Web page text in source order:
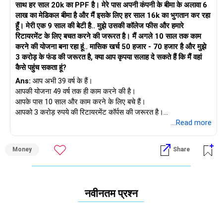
बाजार की स्थितियों के आधार पर अपने आवंटन को समायोजित करें। बढ़ते
बाजार में इक्विटी में निवेश बढ़ाएँ और अस्थिर समय में ऋण में जाएँ।
कॉर्पस वृद्धि की योजना बनाना
लक्षित वृद्धि दर
10-12% वार्षिक औसत रिटर्न वाले संतुलित पोर्टफोलियो का लक्ष्य रखें।
इक्विटी निवेश से वृद्धि को बढ़ावा मिलना चाहिए, जबकि ऋण साधन स्थिरता
प्रदान करते हैं।
रिटर्न का पुनर्निवेश
कॉर्पस को काफी बढ़ाएगी।
अपना लक्ष्य प्राप्त करना
अनुशासित निवेश और रणनीतिक समायोजन के साथ, ₹4-5 करोड़ तक पहुँचना
एक सीएफपी आपकी निवेश रणनीति को अनुकूलित करने में मदद कर सकता
है। वे आपके वित्तीय लक्ष्यों तक पहुँचने के लिए अनुकूलित सलाह दे सकते हैं।
केंद्रित और अनुशासित रहें
लगातार निवेश और अनुशासित बचत महत्वपूर्ण हैं। अपने दीर्घकालिक लक्ष्यों पर
केंद्रित रहें।
सादर,
के. रामलिंगम, एमबीए, सीएफपी,
www.holisticinvestment.in
मेडिकल इंश्योरेंस: आपके परिवार के लिए पर्याप्त कवरेज।
होम लोन: 38 लाख रुपये लंबित, 53,000 रुपये प्रति माह की ईएमआई के
साथ।
आप 55 वर्ष की आयु तक रिटायर होने का लक्ष्य रखते हैं, और आपका लक्ष्य 4
करोड़ रुपये का रिटायरमेंट कोष है। यह एक महत्वाकांक्षी लेकिन अनुशासित
योजना के साथ प्राप्त किया जा सकने वाला लक्ष्य है।
अपने वर्तमान पोर्टफोलियो का मूल्यांकन
आपका पोर्टफोलियो विभिन्न परिसंपत्ति वर्गों में विविधतापूर्ण है। यहाँ एक संक्षिप्त
म्यूचुअल फंड: आपने 5 लाख रुपये निवेश किए हैं, जिसमें 15,000 रुपये प्रति
माह की SIP है। यह एक ठोस शुरुआत है, लेकिन आपको अपने लक्ष्य तक
पहुँचने के लिए समय के साथ अपनी SIP बढ़ानी होगी।
हालाँकि, डायरेक्ट इक्विटी के लिए सक्रिय प्रबंधन की आवश्यकता होती है और
साथ हर साल 20k का PPF है। मेरे पास अपनी कंपनी के बीमा के अलावा 6
लाख का मेडिकल बीमा है और मैं इसके लिए हर साल 16k का भुगतान कर रहा
हूँ। मेरी एक 9 साल की बेटी है.. मुझे उसकी कॉलेज फीस और हमारे
रिटायरमेंट के लिए बचत करने की जरूरत है। मैं अगले 10 साल तक काम
करने की योजना बना रहा हूं.. मासिक खर्च 50 हजार - 70 हजार है और मुझे
3 करोड़ के फंड की जरूरत है, क्या आप कृपया सलाह दे सकते हैं कि मैं वहां
कैसे पहुंच सकता हूं?
Ans: आप अभी 39 वर्ष के हैं।
आपकी योजना 49 वर्ष तक ही काम करने की है।
आपके पास 10 साल और काम करने के लिए बचे हैं।
आपको 3 करोड़ रुपये की रिटायरमेंट कॉर्पस की जरूरत है।
वेतन 2 लाख रुपये प्रति माह है
मासिक खर्च नियंत्रण में हैं (50 हजार से 70 हजार रुपये)
...Read more
Money Share
नवीनतम प्रश्न